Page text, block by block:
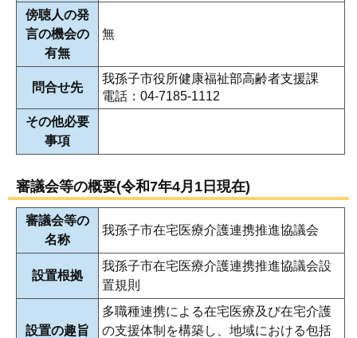
傍聴人の発
言の機会の
有無
無
問合せ先
我孫子市役所健康福祉部高齢者支援課
電話：04-7185-1112
その他必要
事項
審議会等の概要(令和7年4月1日現在)
審議会等の
名称
我孫子市在宅医療介護連携推進協議会
設置根拠
我孫子市在宅医療介護連携推進協議会設
置規則
設置の趣旨
多職種連携による在宅医療及び在宅介護
の支援体制を構築し、地域における包括